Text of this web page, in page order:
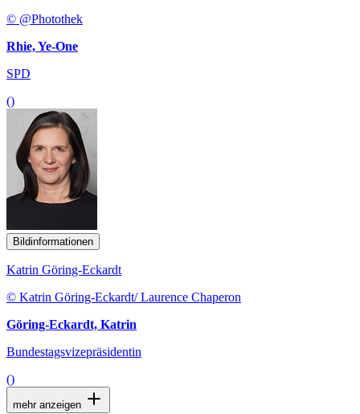
© @Photothek
Rhie, Ye-One
SPD
()
Bildinformationen
Katrin Göring-Eckardt
© Katrin Göring-Eckardt/ Laurence Chaperon
Göring-Eckardt, Katrin
Bundestagsvizepräsidentin
()
mehr anzeigen